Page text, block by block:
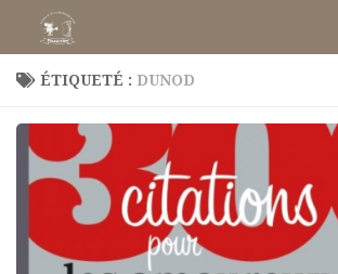
Skip to content
ÉTIQUETÉ : DUNOD